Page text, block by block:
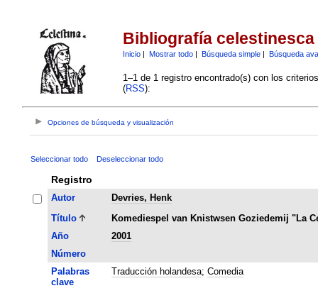
Bibliografía celestinesca
Inicio| Mostrar todo| Búsqueda simple| Búsqueda
1–1 de 1 registro encontrado(s) con los
(RSS):
Opciones de búsqueda y visualización
Seleccionar todo Deseleccionar todo
Registro
Autor
Devries, Henk
Título
Komediespel van Knistwsen Goziedemij "La
Año
2001
Número
Palabras
clave
Traducción holandesa; Comedia